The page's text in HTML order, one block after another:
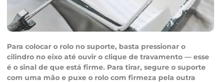
Para colocar o rolo no suporte, basta pressionar o
cilindro no eixo até ouvir o clique de travamento — esse
é o sinal de que está firme. Para tirar, segure o suporte
com uma mão e puxe o rolo com firmeza pela outra